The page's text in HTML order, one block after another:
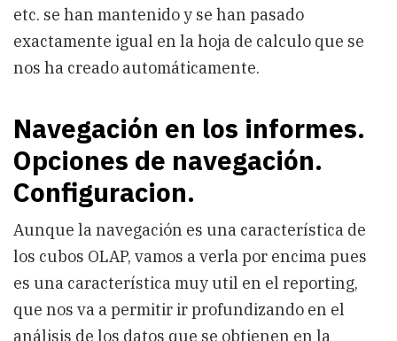
etc. se han mantenido y se han pasado
exactamente igual en la hoja de calculo que se
nos ha creado automáticamente.
Navegación en los informes.
Opciones de navegación.
Configuracion.
Aunque la navegación es una característica de
los cubos OLAP, vamos a verla por encima pues
es una característica muy util en el reporting,
que nos va a permitir ir profundizando en el
análisis de los datos que se obtienen en la